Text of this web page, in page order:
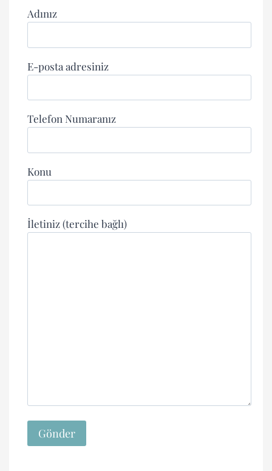
Adınız
E-posta adresiniz
Telefon Numaranız
Konu
İletiniz (tercihe bağlı)